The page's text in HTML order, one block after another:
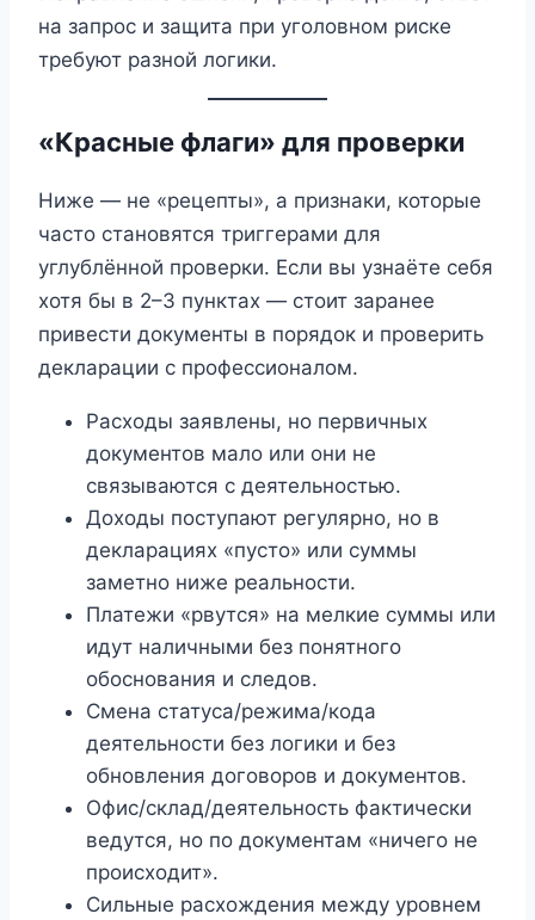
на запрос и защита при уголовном риске
требуют разной логики.
«Красные флаги» для проверки
Ниже — не «рецепты», а признаки, которые
часто становятся триггерами для
углублённой проверки. Если вы узнаёте себя
хотя бы в 2–3 пунктах — стоит заранее
привести документы в порядок и проверить
декларации с профессионалом.
Расходы заявлены, но первичных
документов мало или они не
связываются с деятельностью.
Доходы поступают регулярно, но в
декларациях «пусто» или суммы
заметно ниже реальности.
Платежи «рвутся» на мелкие суммы или
идут наличными без понятного
обоснования и следов.
Смена статуса/режима/кода
деятельности без логики и без
обновления договоров и документов.
Офис/склад/деятельность фактически
ведутся, но по документам «ничего не
происходит».
Сильные расхождения между уровнем